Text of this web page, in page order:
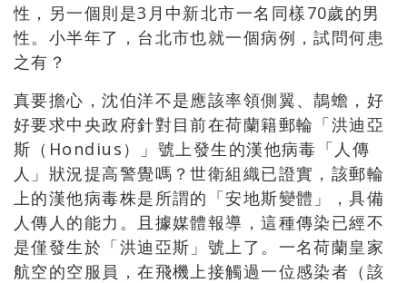
性，另一個則是3 月中新北市一名同樣70歲的男
性。小半年了，台北市也就一個病例，試問何患
之有？
真要擔心，沈伯洋不是應該率領側翼、鶄蟾，好
好要求中央政府針對目前在荷蘭籍郵輪「洪迪亞
斯（ Hondius ）」號上發生的漢他病毒「人傳
人」狀況提高警覺嗎？世衛組織已證實，該郵輪
上的漢他病毒株是所謂的「安地斯變體」，具備
人傳人的能力。且據媒體報導，這種傳染已經不
是僅發生於「洪迪亞斯」號上了。一名荷蘭皇家
航空的空服員，在飛機上接觸過一位感染者（該